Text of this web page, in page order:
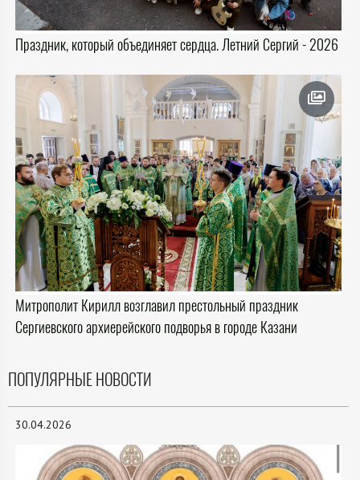
Праздник, который объединяет сердца. Летний Сергий - 2026
Митрополит Кирилл возглавил престольный праздник
Сергиевского архиерейского подворья в городе Казани
ПОПУЛЯРНЫЕ НОВОСТИ
30.04.2026